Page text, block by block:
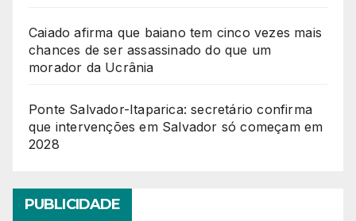
Caiado afirma que baiano tem cinco vezes mais
chances de ser assassinado do que um
morador da Ucrânia
Ponte Salvador-Itaparica: secretário confirma
que intervenções em Salvador só começam em
2028
PUBLICIDADE